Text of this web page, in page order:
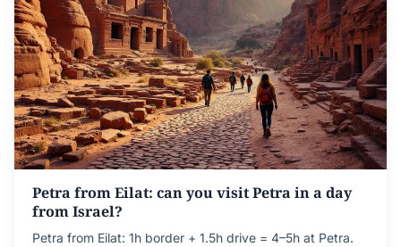
Petra from Eilat: can you visit Petra in a day
from Israel?
Petra from Eilat: 1h border + 1.5h drive = 4–5h at Petra.